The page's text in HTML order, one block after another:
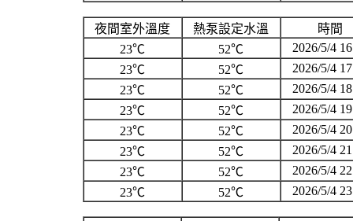
夜間室外溫度 熱泵設定水溫
時間
23℃
52℃
2026/5/4
23℃
52℃
2026/5/4
23℃
52℃
2026/5/4
23℃
52℃
2026/5/4
23℃
52℃
2026/5/4
23℃
52℃
2026/5/4
23℃
52℃
2026/5/4
23℃
52℃ 2026/5/4